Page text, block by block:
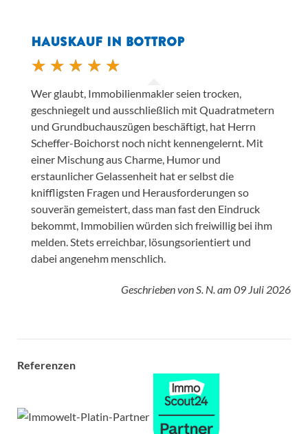
HAUSKAUF IN BOTTROP
Wer glaubt, Immobilienmakler seien trocken,
geschniegelt und ausschließlich mit Quadratmetern
und Grundbuchauszügen beschäftigt, hat Herrn
Scheffer-Boichorst noch nicht kennengelernt. Mit
einer Mischung aus Charme, Humor und
erstaunlicher Gelassenheit hat er selbst die
kniffligsten Fragen und Herausforderungen so
souverän gemeistert, dass man fast den Eindruck
bekommt, Immobilien würden sich freiwillig bei ihm
melden. Stets erreichbar, lösungsorientiert und
dabei angenehm menschlich.
Geschrieben vonS. N.am 09 Juli 2026
Referenzen